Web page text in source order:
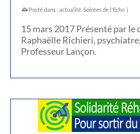
Posté dans : actualité Soirées de l'Echo
15 mars 2017 Présenté par le
Raphaëlle Richieri,
Professeur Lançon.